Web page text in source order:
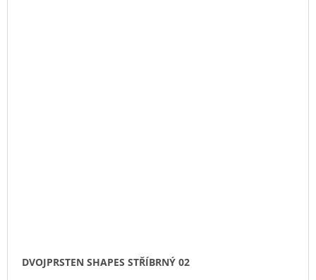
DVOJPRSTEN SHAPES STŘÍBRNÝ 02